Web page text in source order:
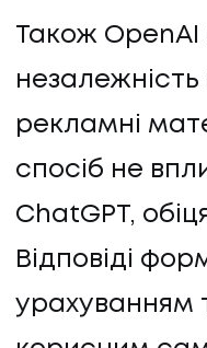
Також OpenAI
незалежність
рекламні
спосіб не
ChatGPT,
Відповіді
урахуванням